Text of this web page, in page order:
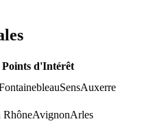
Points d'Intérêt
SensAuxerre
RhôneAvignonArles